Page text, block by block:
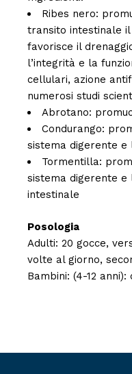
Ribes nero:
transito intestinale
favorisce il
l’integrità e la
cellulari, azione
numerosi studi
Abrotano:
Condurango:
sistema digerente e
Tormentilla:
sistema digerente
intestinale
Posologia
Adulti: 20 gocce,
volte al giorno,
Bambini: (4-12